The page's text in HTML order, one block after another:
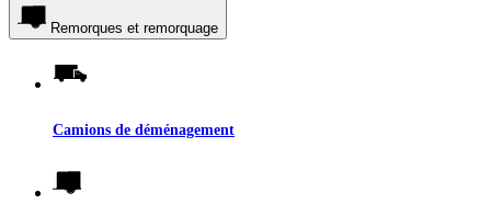
Remorques et remorquage
Camions de déménagement